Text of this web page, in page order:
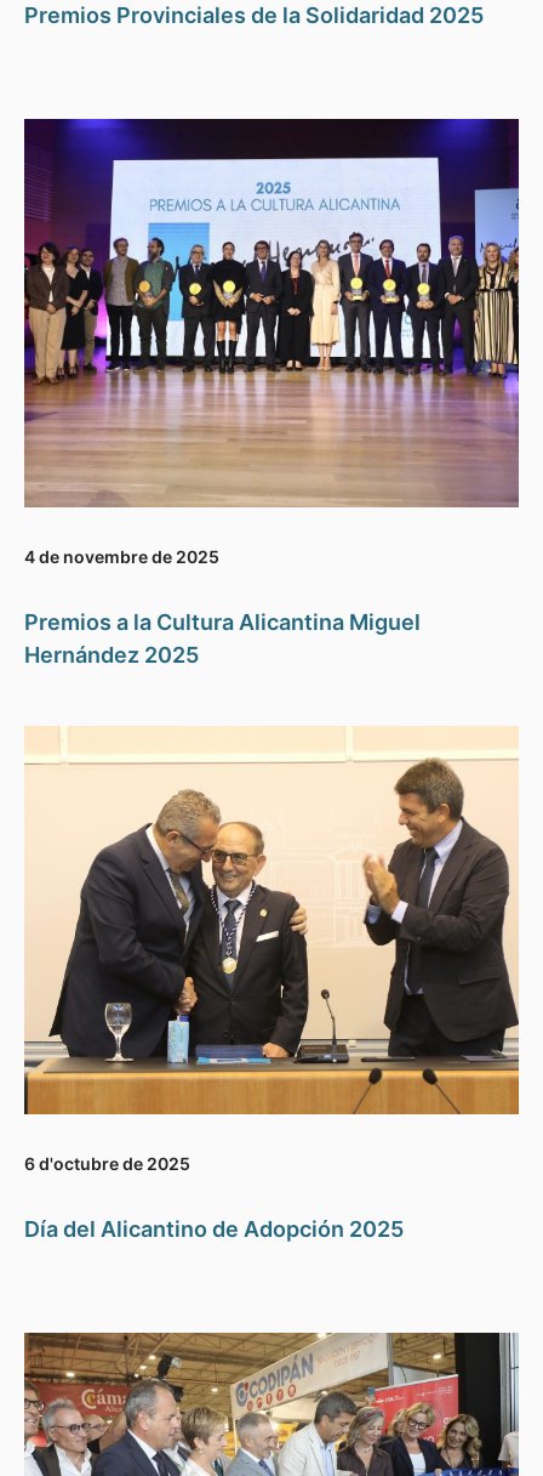
Premios Provinciales de la Solidaridad 2025
4 de novembre de 2025
Premios a la Cultura Alicantina Miguel
Hernández 2025
6 d'octubre de 2025
Día del Alicantino de Adopción 2025